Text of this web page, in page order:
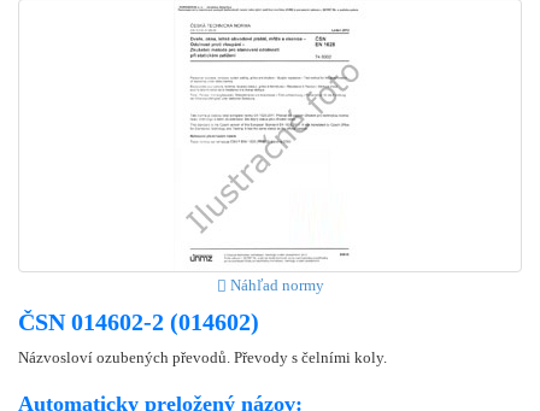
Náhľad normy
ČSN 014602-2 (014602)
Názvosloví ozubených převodů. Převody s čelními koly.
Automaticky preložený názov: